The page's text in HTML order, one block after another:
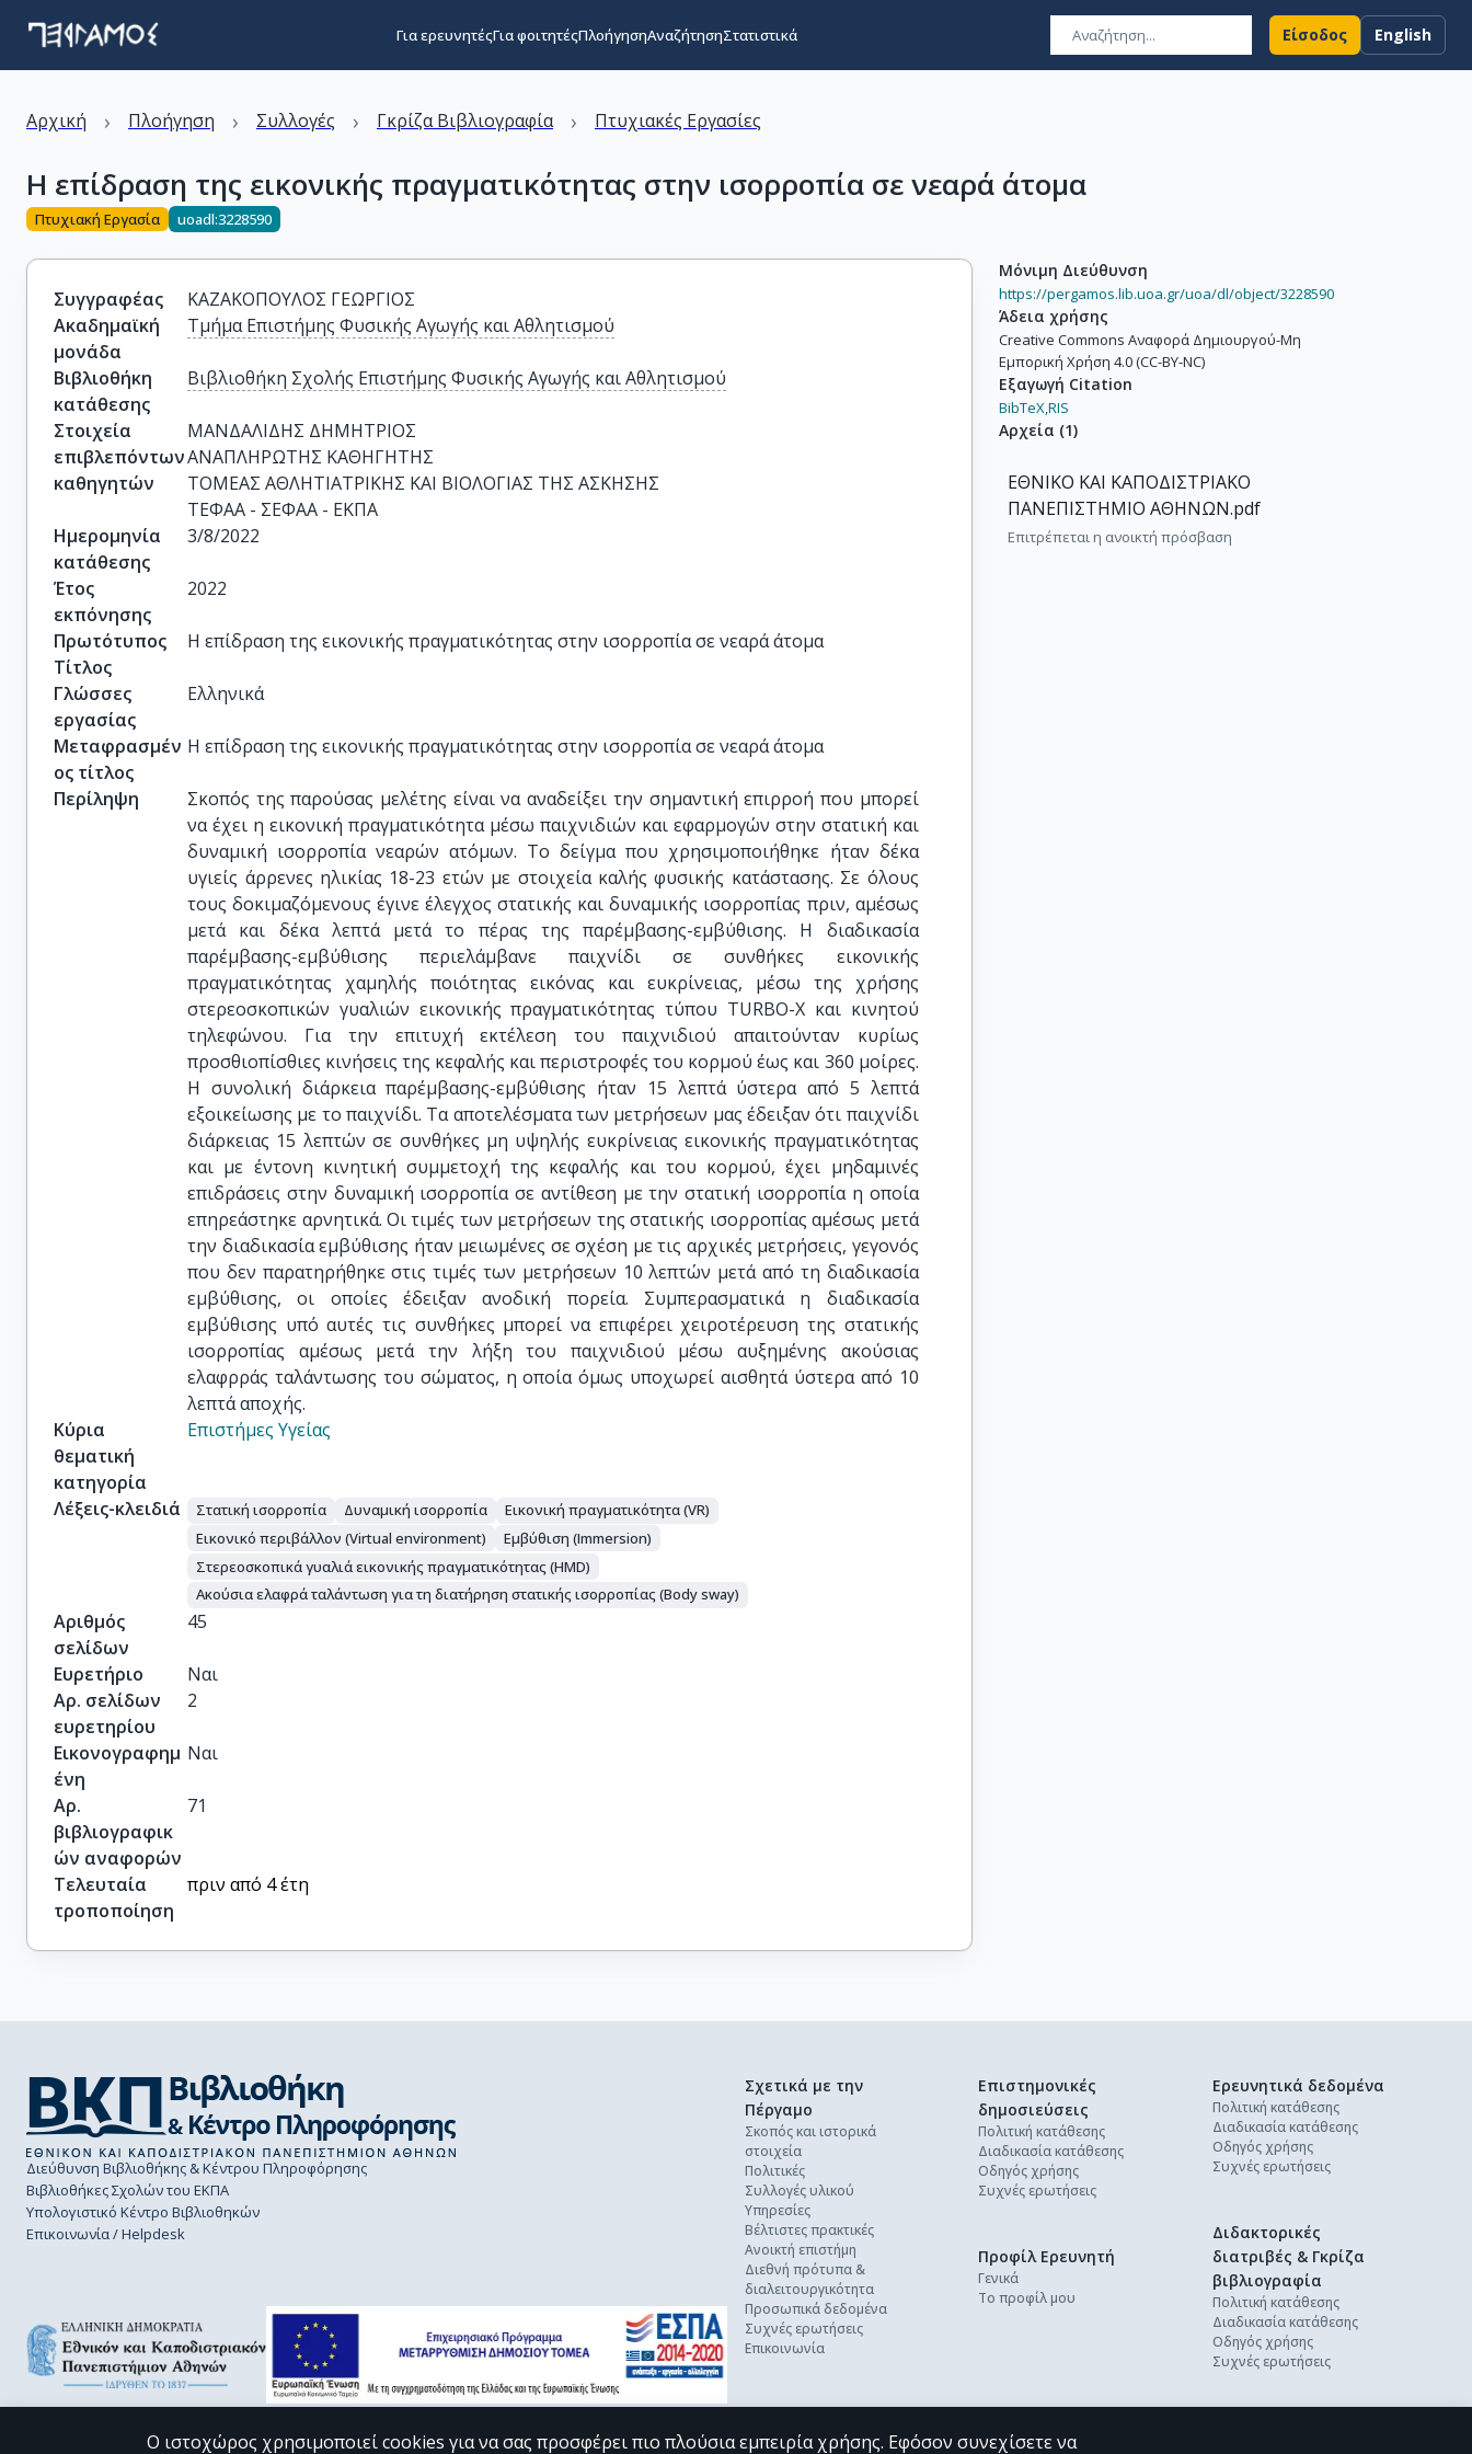
Για ερευνητέςΓια φοιτητέςΠλοήγησηΑναζήτησηΣτατιστικά Είσοδος English
Αρχική › Πλοήγηση › Συλλογές › Γκρίζα Βιβλιογραφία › Πτυχιακές Εργασίες
Η επίδραση της εικονικής πραγματικότητας στην ισορροπία σε νεαρά άτομα
Πτυχιακή Εργασία uoadl:3228590
Συγγραφέας
ΚΑΖΑΚΟΠΟΥΛΟΣ ΓΕΩΡΓΙΟΣ
Ακαδημαϊκή
μονάδα
Τμήμα Επιστήμης Φυσικής Αγωγής και Αθλητισμού
Βιβλιοθήκη
κατάθεσης
Βιβλιοθήκη Σχολής Επιστήμης Φυσικής Αγωγής και Αθλητισμού
Στοιχεία
επιβλεπόντων
καθηγητών
ΜΑΝΔΑΛΙΔΗΣ ΔΗΜΗΤΡΙΟΣ
ΑΝΑΠΛΗΡΩΤΗΣ ΚΑΘΗΓΗΤΗΣ
ΤΟΜΕΑΣ ΑΘΛΗΤΙΑΤΡΙΚΗΣ ΚΑΙ ΒΙΟΛΟΓΙΑΣ ΤΗΣ ΑΣΚΗΣΗΣ
ΤΕΦΑΑ - ΣΕΦΑΑ - ΕΚΠΑ
Ημερομηνία
κατάθεσης
3/8/2022
Έτος
εκπόνησης
2022
Πρωτότυπος
Τίτλος
Η επίδραση της εικονικής πραγματικότητας στην ισορροπία σε νεαρά άτομα
Γλώσσες
εργασίας
Ελληνικά
Μεταφρασμέν
ος τίτλος
Η επίδραση της εικονικής πραγματικότητας στην ισορροπία σε νεαρά άτομα
Περίληψη
Σκοπός της παρούσας μελέτης είναι να αναδείξει την σημαντική επιρροή που μπορεί
να έχει η εικονική πραγματικότητα μέσω παιχνιδιών και εφαρμογών στην στατική και
δυναμική ισορροπία νεαρών ατόμων. Το δείγμα που χρησιμοποιήθηκε ήταν δέκα
υγιείς άρρενες ηλικίας 18-23 ετών με στοιχεία καλής φυσικής κατάστασης. Σε όλους
τους δοκιμαζόμενους έγινε έλεγχος στατικής και δυναμικής ισορροπίας πριν, αμέσως
μετά και δέκα λεπτά μετά το πέρας της παρέμβασης-εμβύθισης. Η διαδικασία
παρέμβασης-εμβύθισης περιελάμβανε παιχνίδι σε συνθήκες εικονικής
πραγματικότητας χαμηλής ποιότητας εικόνας και ευκρίνειας, μέσω της χρήσης
στερεοσκοπικών γυαλιών εικονικής πραγματικότητας τύπου TURBO-X και κινητού
τηλεφώνου. Για την επιτυχή εκτέλεση του παιχνιδιού απαιτούνταν κυρίως
προσθιοπίσθιες κινήσεις της κεφαλής και περιστροφές του κορμού έως και 360 μοίρες.
Η συνολική διάρκεια παρέμβασης-εμβύθισης ήταν 15 λεπτά ύστερα από 5 λεπτά
εξοικείωσης με το παιχνίδι. Τα αποτελέσματα των μετρήσεων μας έδειξαν ότι παιχνίδι
διάρκειας 15 λεπτών σε συνθήκες μη υψηλής ευκρίνειας εικονικής πραγματικότητας
και με έντονη κινητική συμμετοχή της κεφαλής και του κορμού, έχει μηδαμινές
επιδράσεις στην δυναμική ισορροπία σε αντίθεση με την στατική ισορροπία η οποία
επηρεάστηκε αρνητικά. Οι τιμές των μετρήσεων της στατικής ισορροπίας αμέσως μετά
την διαδικασία εμβύθισης ήταν μειωμένες σε σχέση με τις αρχικές μετρήσεις, γεγονός
που δεν παρατηρήθηκε στις τιμές των μετρήσεων 10 λεπτών μετά από τη διαδικασία
εμβύθισης, οι οποίες έδειξαν ανοδική πορεία. Συμπερασματικά η διαδικασία
εμβύθισης υπό αυτές τις συνθήκες μπορεί να επιφέρει χειροτέρευση της στατικής
ισορροπίας αμέσως μετά την λήξη του παιχνιδιού μέσω αυξημένης ακούσιας
ελαφρράς ταλάντωσης του σώματος, η οποία όμως υποχωρεί αισθητά ύστερα από 10
λεπτά αποχής.
Κύρια
θεματική
κατηγορία
Επιστήμες Υγείας
Λέξεις-κλειδιά Στατική ισορροπία Δυναμική ισορροπία
Εικονική πραγματικότητα (VR)
Εικονικό περιβάλλον (Virtual environment)
Εμβύθιση (Ιmmersion)
Στερεοσκοπικά γυαλιά εικονικής πραγματικότητας (HMD)
Ακούσια ελαφρά ταλάντωση για τη διατήρηση στατικής ισορροπίας (Body sway)
Αριθμός
σελίδων
45
Ευρετήριο
Ναι
Αρ. σελίδων
ευρετηρίου
2
Εικονογραφημ
ένη
Ναι
Αρ.
βιβλιογραφικ
ών αναφορών
71
Τελευταία
τροποποίηση
πριν από 4 έτη
Μόνιμη Διεύθυνση
https://pergamos.lib.uoa.gr/uoa/dl/object/3228590
Άδεια χρήσης
Creative Commons Αναφορά Δημιουργού-Μη
Εμπορική Χρήση 4.0 (CC-BY-NC)
Εξαγωγή Citation
BibTeX,RIS
Αρχεία (1)
ΕΘΝΙΚΟ ΚΑΙ ΚΑΠΟΔΙΣΤΡΙΑΚΟ
ΠΑΝΕΠΙΣΤΗΜΙΟ ΑΘΗΝΩΝ.pdf
Επιτρέπεται η ανοικτή πρόσβαση
Διεύθυνση Βιβλιοθήκης & Κέντρου Πληροφόρησης
Βιβλιοθήκες Σχολών του ΕΚΠΑ
Υπολογιστικό Κέντρο Βιβλιοθηκών
Επικοινωνία / Helpdesk
Σχετικά με την
Πέργαμο
Σκοπός και ιστορικά
στοιχεία
Πολιτικές
Συλλογές υλικού
Υπηρεσίες
Βέλτιστες πρακτικές
Ανοικτή επιστήμη
Διεθνή πρότυπα &
διαλειτουργικότητα
Προσωπικά δεδομένα
Συχνές ερωτήσεις
Επικοινωνία
Επιστημονικές
δημοσιεύσεις
Πολιτική κατάθεσης
Διαδικασία κατάθεσης
Οδηγός χρήσης
Συχνές ερωτήσεις
Ερευνητικά δεδομένα
Πολιτική κατάθεσης
Διαδικασία κατάθεσης
Οδηγός χρήσης
Συχνές ερωτήσεις
Διδακτορικές
διατριβές & Γκρίζα
βιβλιογραφία
Πολιτική κατάθεσης
Διαδικασία κατάθεσης
Οδηγός χρήσης
Συχνές ερωτήσεις
Προφίλ Ερευνητή
Γενικά
Το προφίλ μου
Ο ιστοχώρος χρησιμοποιεί cookies για να σας προσφέρει πιο πλούσια εμπειρία χρήσης. Εφόσον συνεχίσετε να